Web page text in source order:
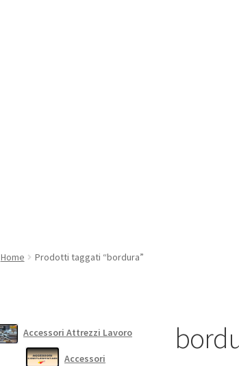
Home Prodotti taggati “bordura”
Accessori Attrezzi Lavoro
Accessori